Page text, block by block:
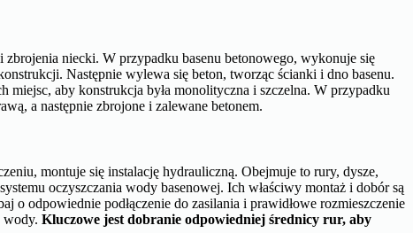
niecki. W przypadku basenu betonowego, wykonuje się
Następnie wylewa się beton, tworząc ścianki i dno basenu.
miejsc, aby konstrukcja była monolityczna i szczelna. W przypadku
a następnie zbrojone i zalewane betonem.
montuje się instalację hydrauliczną. Obejmuje to rury, dysze,
oczyszczania wody basenowej. Ich właściwy montaż i dobór są
o odpowiednie podłączenie do zasilania i prawidłowe rozmieszczenie
wody.Kluczowe jest dobranie odpowiedniej średnicy rur, aby